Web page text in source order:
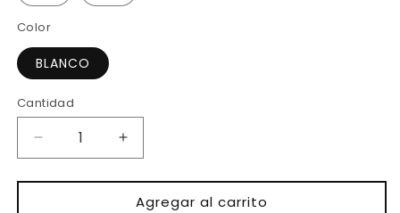
Color
BLANCO
Cantidad
Reducir
cantidad
para
Aumentar
cantidad
para
ADA
Agregar al carrito